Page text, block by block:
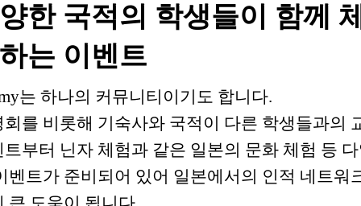
한 국적의 학생들이 함께
는 이벤트
는 하나의 커뮤니티이기도 합니다.
회를 비롯해 기숙사와 국적이 다른 학생들과의
트부터 닌자 체험과 같은 일본의 문화 체험 등
벤트가 준비되어 있어 일본에서의 인적 네트워